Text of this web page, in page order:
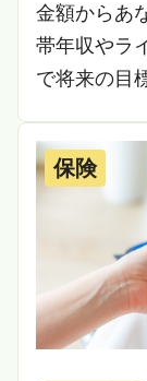
金額からあ
帯年収やラ
で将来の目
保険